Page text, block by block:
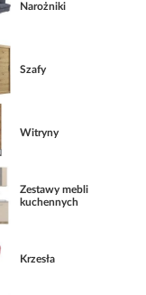
Narożniki
Szafy
Witryny
Zestawy mebli
kuchennych
Krzesła